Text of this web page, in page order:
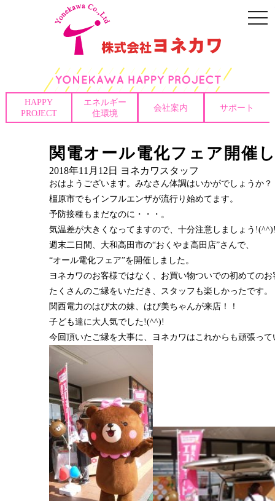
HAPPY
PROJECT
エネルギー
住環境
会社案内 サポート
関電オール電化フェア開催
2018年11月12日 ヨネカワスタッフ
おはようございます。みなさん体調はいかがでしょうか？
橿原市でもインフルエンザが流行り始めてます。
予防接種もまだなのに・・・。
気温差が大きくなってますので、十分注意しましょう
週末二日間、大和高田市の“おくやま高田店”さんで、
“オール電化フェア”を開催しました。
ヨネカワのお客様ではなく、お買い物ついでの初めてのお
たくさんのご縁をいただき、スタッフも楽しかったです。
関西電力のはぴ太の妹、はぴ美ちゃんが来店！！
子ども達に大人気でした!(^^)!
今回頂いたご縁を大事に、ヨネカワはこれからも頑張っ